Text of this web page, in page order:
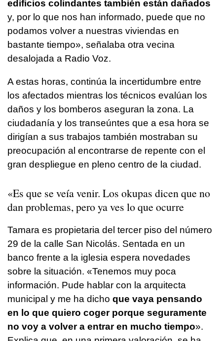
edificios colindantes también están dañados
y, por lo que nos han informado, puede que no
podamos volver a nuestras viviendas en
bastante tiempo», señalaba otra vecina
desalojada a Radio Voz.
A estas horas, continúa la incertidumbre entre
los afectados mientras los técnicos evalúan los
daños y los bomberos aseguran la zona. La
ciudadanía y los transeúntes que a esa hora se
dirigían a sus trabajos también mostraban su
preocupación al encontrarse de repente con el
gran despliegue en pleno centro de la ciudad.
«Es que se veía venir. Los okupas dicen que no
dan problemas, pero ya ves lo que ocurre
Tamara es propietaria del tercer piso del número
29 de la calle San Nicolás. Sentada en un
banco frente a la iglesia espera novedades
sobre la situación. «Tenemos muy poca
información. Pude hablar con la arquitecta
municipal y me ha dicho que vaya pensando
en lo que quiero coger porque seguramente
no voy a volver a entrar en mucho tiempo».